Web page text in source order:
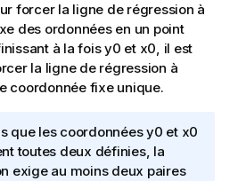
forcer la ligne de régression à
des ordonnées en un point
à la foisy0 et x0, il est
la ligne de régression à
coordonnée fixe unique.
que les coordonnéesy0 et x0
toutes deux définies, la
exige au moins deux paires